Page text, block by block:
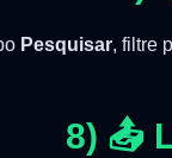
Pesquisar, filtre
8) 📤